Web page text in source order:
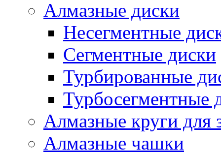
Алмазные диски
Несегментные
Сегментные диски
Турбированные
Турбосегментные
Алмазные круги для
Алмазные чашки